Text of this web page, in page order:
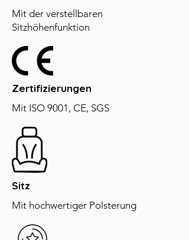
Mit der verstellbaren
Sitzhöhenfunktion
Zertifizierungen
Mit ISO 9001, CE, SGS
Sitz
Mit hochwertiger Polsterung